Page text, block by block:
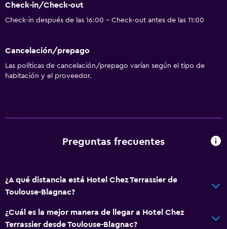
Ducha
Baño privado
Accesibilidad y adecuación
Habitaciones para no fumadores disponibles
Mascotas permitidas bajo consulta (pueden aplicar cargos
Ideal para familias
Parque infantil
Sistema de entretenimiento
Check-in/Check-out
Check-in después de las 16:00 - Check-out antes de las 11:00
Cancelación/prepago
Las políticas de cancelación/prepago varían según el tipo de
habitación y el proveedor.
Preguntas frecuentes
¿A qué distancia está Hotel Chez Terrassier de
Toulouse-Blagnac?
¿Cuál es la mejor manera de llegar a Hotel Chez
Terrassier desde Toulouse-Blagnac?